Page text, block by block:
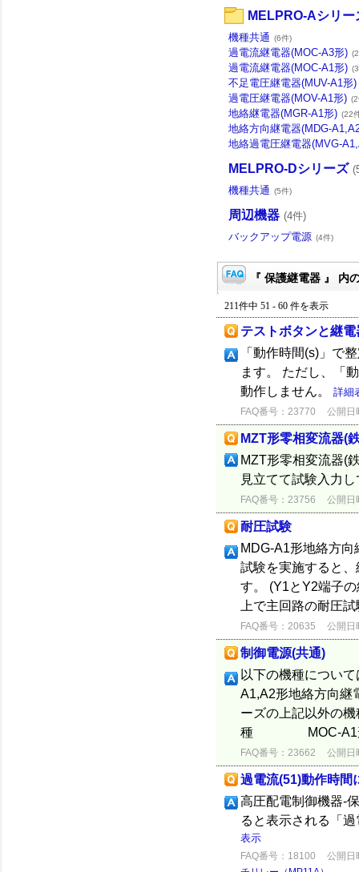
MELPRO-Aシリー
機種共通 (6件)
過電流継電器(MOC-A3形)
過電流継電器(MOC-A1形)
不足電圧継電器(MUV-A1形)
過電圧継電器(MOV-A1形)
地絡継電器(MGR-A1形) (22
地絡方向継電器(MDG-
地絡過電圧継電器(MVG-
MELPRO-Dシリーズ
機種共通 (5件)
周辺機器 (4件)
バックアップ電源 (4件)
『 保護継電器 』 内
211件中 51 - 60 件を表示
テストボタンと継
「動作時間(s)」で
ます。 ただし、「
動作しません。 詳細
FAQ番号：23770 公開日
MZT形零相変流器(
MZT形零相変流器(
見立てて試験入力
FAQ番号：23756 公開日
耐圧試験
MDG-A1形地絡方
試験を実施すると
す。 (Y1とY2端子
上で主回路の耐圧
FAQ番号：20635 公開日
制御電源(共通)
以下の機種につ
A1,A2形地絡方向
ーズの上記以外の
種 MOC-A1形
FAQ番号：23662 公開日
過電流(51)動作時間
高圧配電制御機器-
ると表示される「
表示
FAQ番号：18100
公開日